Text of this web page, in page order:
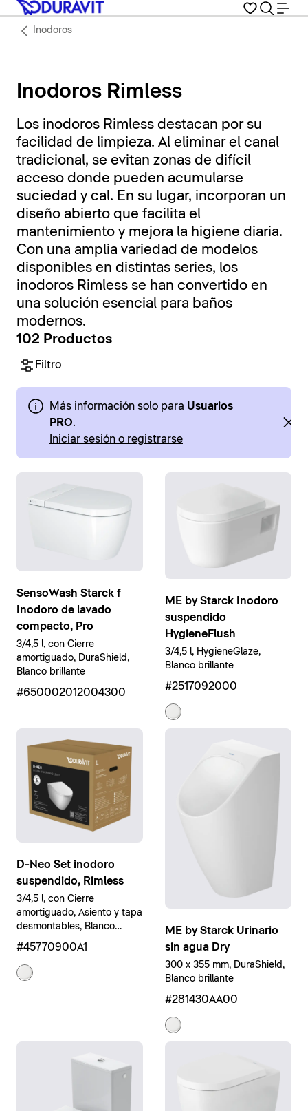
Inodoros
Inodoros Rimless
Los inodoros Rimless destacan por su
facilidad de limpieza. Al eliminar el canal
tradicional, se evitan zonas de difícil
acceso donde pueden acumularse
suciedad y cal. En su lugar, incorporan un
diseño abierto que facilita el
mantenimiento y mejora la higiene diaria.
Con una amplia variedad de modelos
disponibles en distintas series, los
inodoros Rimless se han convertido en
una solución esencial para baños
modernos.
102 Productos
Filtro
Más información solo para Usuarios
PRO.
Iniciar sesión o registrarse
SensoWash Starck f
Inodoro de lavado
compacto, Pro
3/4,5 l, con Cierre
amortiguado, DuraShield,
Blanco brillante
#650002012004300
ME by Starck Inodoro
suspendido
HygieneFlush
3/4,5 l, HygieneGlaze,
Blanco brillante
#2517092000
D-Neo Set inodoro
suspendido, Rimless
3/4,5 l, con Cierre
amortiguado, Asiento y tapa
desmontables, Blanco
#45770900A1
ME by Starck Urinario
sin agua Dry
300 x 355 mm, DuraShield,
Blanco brillante
#281430AA00